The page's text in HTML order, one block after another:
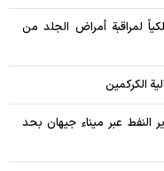
لمراقبة أمراض الجلد من
الكركمين
النفط عبر ميناء جيهان بحد